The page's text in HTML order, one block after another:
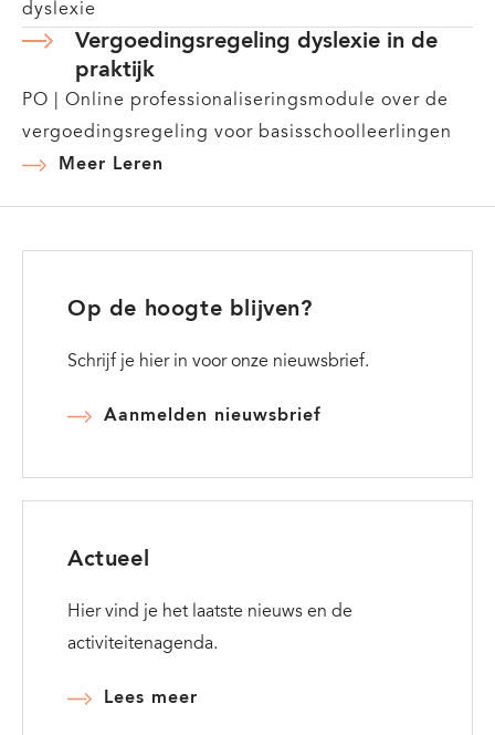
dyslexie
Vergoedingsregeling dyslexie in de
praktijk
PO | Online professionaliseringsmodule over de
vergoedingsregeling voor basisschoolleerlingen
Meer Leren
Op de hoogte blijven?
Schrijf je hier in voor onze nieuwsbrief.
Aanmelden nieuwsbrief
Actueel
Hier vind je het laatste nieuws en de
activiteitenagenda.
Lees meer